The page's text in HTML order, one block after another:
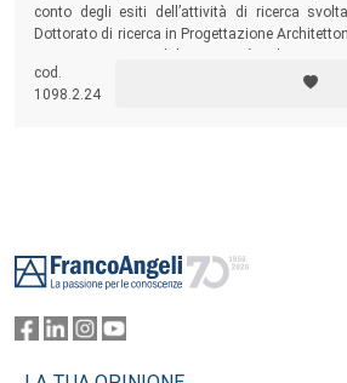
conto degli esiti dell’attività di ricerca
Dottorato di ricerca in Progettazione
diffuso in gran parte del mondo accademico
“restauro” appare come un sinonimo di
cod.
1098.2.24